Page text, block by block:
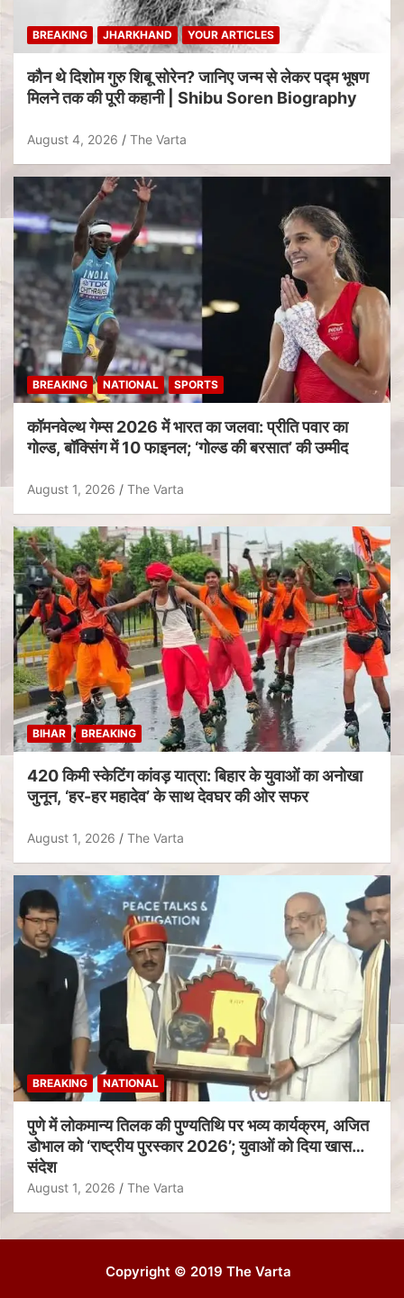
BREAKING JHARKHAND YOUR ARTICLES
कौन थे दिशोम गुरु शिबू सोरेन? जानिए जन्म से लेकर पद्म भूषण
मिलने तक की पूरी कहानी | Shibu Soren Biography
August 4, 2026 The Varta
BREAKING NATIONAL SPORTS
कॉमनवेल्थ गेम्स 2026 में भारत का जलवा: प्रीति पवार का
गोल्ड, बॉक्सिंग में 10 फाइनल; ‘गोल्ड की बरसात’ की उम्मीद
August 1, 2026 The Varta
BIHAR BREAKING
420 किमी स्केटिंग कांवड़ यात्रा: बिहार के युवाओं का अनोखा
जुनून, ‘हर-हर महादेव’ के साथ देवघर की ओर सफर
August 1, 2026 The Varta
BREAKING NATIONAL
पुणे में लोकमान्य तिलक की पुण्यतिथि पर भव्य कार्यक्रम, अजित
डोभाल को ‘राष्ट्रीय पुरस्कार 2026’; युवाओं को दिया खास
संदेश
August 1, 2026 The Varta
Copyright © 2019 The Varta